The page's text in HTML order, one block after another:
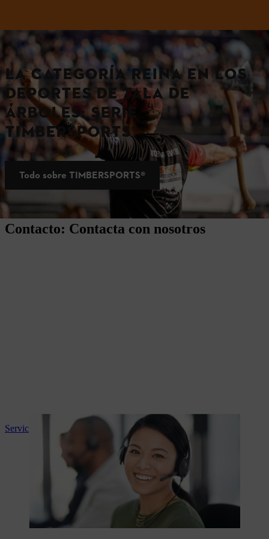
LA CATEGORÍA REINA EN LOS
DEPORTES DE TALA DE
ÁRBOLES: SERIE
TIMBERSPORTS®
Todo sobre TIMBERSPORTS®
Contacto: Contacta con nosotros
Servicio de atención al cliente